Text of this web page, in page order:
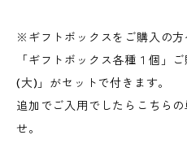
※ギフトボックスをご購入の方
「ギフトボックス各種１個」
(大)」がセットで付きます。
追加でご入用でしたらこちら
せ。